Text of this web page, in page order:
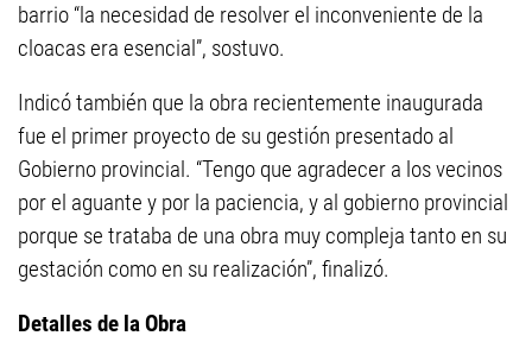
barrio “la necesidad de resolver el inconveniente de la
cloacas era esencial”, sostuvo.
Indicó también que la obra recientemente inaugurada
fue el primer proyecto de su gestión presentado al
Gobierno provincial. “Tengo que agradecer a los vecinos
por el aguante y por la paciencia, y al gobierno provincial
porque se trataba de una obra muy compleja tanto en su
gestación como en su realización”, finalizó.
Detalles de la Obra